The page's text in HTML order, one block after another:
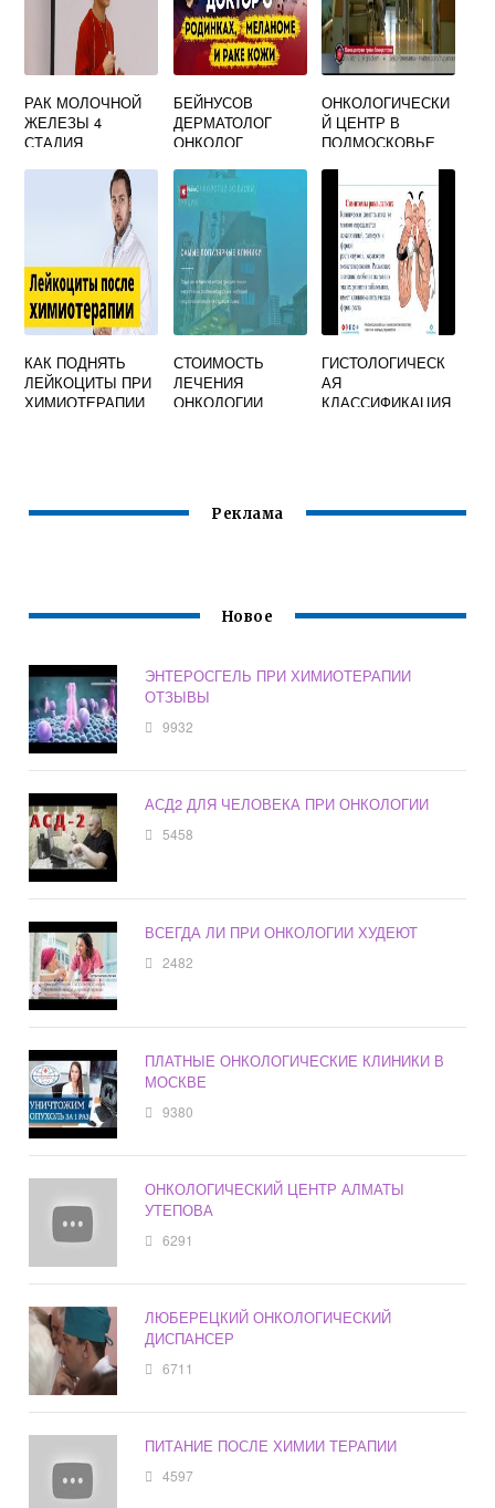
РАК МОЛОЧНОЙ
ЖЕЛЕЗЫ 4
СТАДИЯ
БЕЙНУСОВ
ДЕРМАТОЛОГ
ОНКОЛОГ
ОНКОЛОГИЧЕСКИ
Й ЦЕНТР В
ПОДМОСКОВЬЕ
КАК ПОДНЯТЬ
ЛЕЙКОЦИТЫ ПРИ
ХИМИОТЕРАПИИ
СТОИМОСТЬ
ЛЕЧЕНИЯ
ОНКОЛОГИИ
ГИСТОЛОГИЧЕСК
АЯ
КЛАССИФИКАЦИЯ
Реклама
Новое
ЭНТЕРОСГЕЛЬ ПРИ ХИМИОТЕРАПИИ
ОТЗЫВЫ
9932
АСД2 ДЛЯ ЧЕЛОВЕКА ПРИ ОНКОЛОГИИ
5458
ВСЕГДА ЛИ ПРИ ОНКОЛОГИИ ХУДЕЮТ
2482
ПЛАТНЫЕ ОНКОЛОГИЧЕСКИЕ КЛИНИКИ В
МОСКВЕ
9380
ОНКОЛОГИЧЕСКИЙ ЦЕНТР АЛМАТЫ
УТЕПОВА
6291
ЛЮБЕРЕЦКИЙ ОНКОЛОГИЧЕСКИЙ
ДИСПАНСЕР
6711
ПИТАНИЕ ПОСЛЕ ХИМИИ ТЕРАПИИ
4597